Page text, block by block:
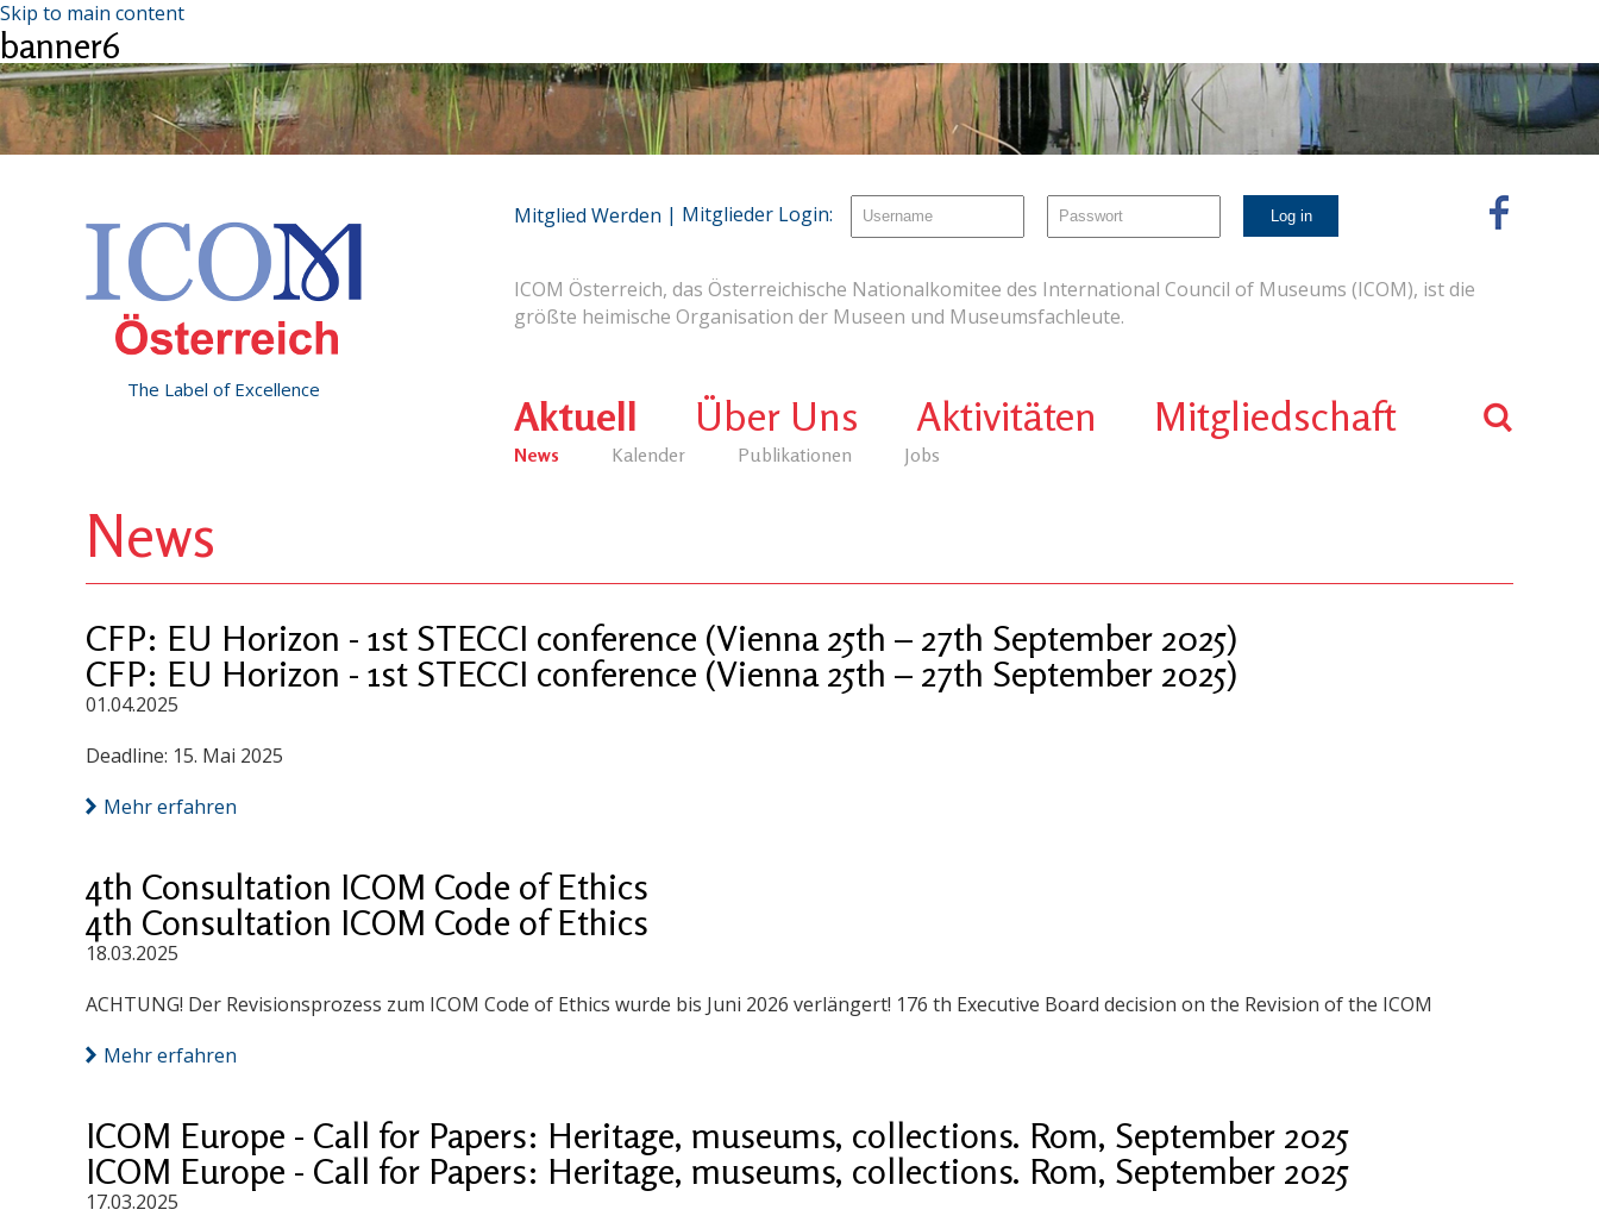
Skip to main content
banner6
The Label of Excellence
ICOM Österreich, das Österreichische Nationalkomitee des International Council of Museums (ICOM), ist die
größte heimische Organisation der Museen und Museumsfachleute.
Aktuell
News Kalender Publikationen Jobs
Über Uns Aktivitäten Mitgliedschaft
Mitglied Werden | Mitglieder Login:
News
CFP: EU Horizon - 1st STECCI conference (Vienna 25th – 27th September 2025)
CFP: EU Horizon - 1st STECCI conference (Vienna 25th – 27th September 2025)
01.04.2025
Deadline: 15. Mai 2025
Mehr erfahren
4th Consultation ICOM Code of Ethics
4th Consultation ICOM Code of Ethics
18.03.2025
ACHTUNG! Der Revisionsprozess zum ICOM Code of Ethics wurde bis Juni 2026 verlängert! 176 th Executive Board decision on the Revision of the ICOM
Mehr erfahren
ICOM Europe - Call for Papers: Heritage, museums, collections. Rom, September 2025
ICOM Europe - Call for Papers: Heritage, museums, collections. Rom, September 2025
17.03.2025